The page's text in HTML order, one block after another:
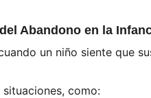
Abandono en la
un niño siente que
como: